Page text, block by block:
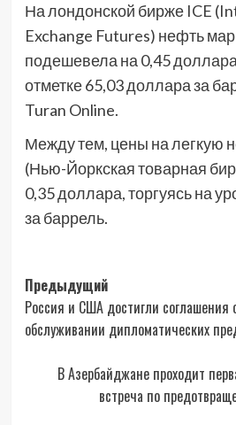
На лондонской бирже ICE
Exchange Futures) нефть
подешевела на 0,45
отметке 65,03 доллара за
Turan Online.
Между тем, цены на легкую
(Нью-Йоркская товарная
0,35 доллара, торгуясь на
за баррель.
Навигация
записи
Предыдущий
Россия и США достигли соглашения
обслуживании дипломатических
В Азербайджане проходит
встреча по